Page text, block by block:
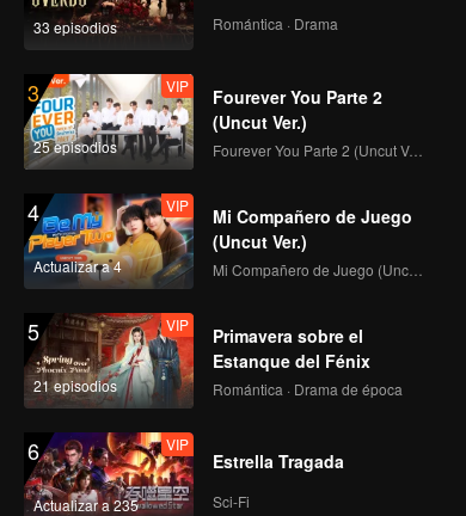
33 episodios Romántica · Drama
3
25 episodios
VIP
Fourever You Parte 2
(Uncut Ver.)
Fourever You Parte 2 (Uncut Ver.)
4
Actualizar a 4
VIP
Mi Compañero de Juego
(Uncut Ver.)
Mi Compañero de Juego (Uncut Ver.)
5
21 episodios
VIP
Primavera sobre el
Estanque del Fénix
Romántica · Drama de época
6
Actualizar a 235
VIP
Estrella Tragada
Sci-Fi